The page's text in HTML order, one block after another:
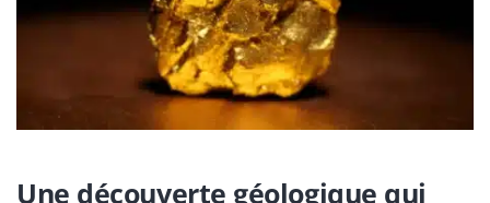
Une découverte géologique qui